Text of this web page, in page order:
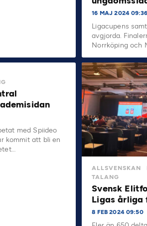
16 MAJ 2024 09:36
Ligacupens
avgjorda.
Norrköping och
med Spiideo
kommit att bli en
ALLSVENSKAN
TALANG
Svensk
Ligas årliga
8 FEB 2024 09:50